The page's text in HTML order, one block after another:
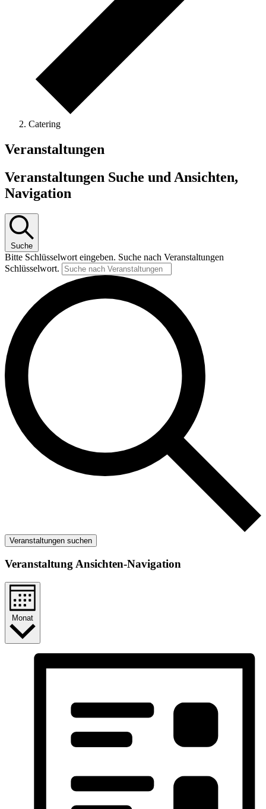
Catering
Veranstaltungen
Veranstaltungen Suche und Ansichten,
Navigation
Suche
Bitte Schlüsselwort eingeben. Suche nach Veranstaltungen
Schlüsselwort.
Veranstaltungen suchen
Veranstaltung Ansichten-Navigation
Monat